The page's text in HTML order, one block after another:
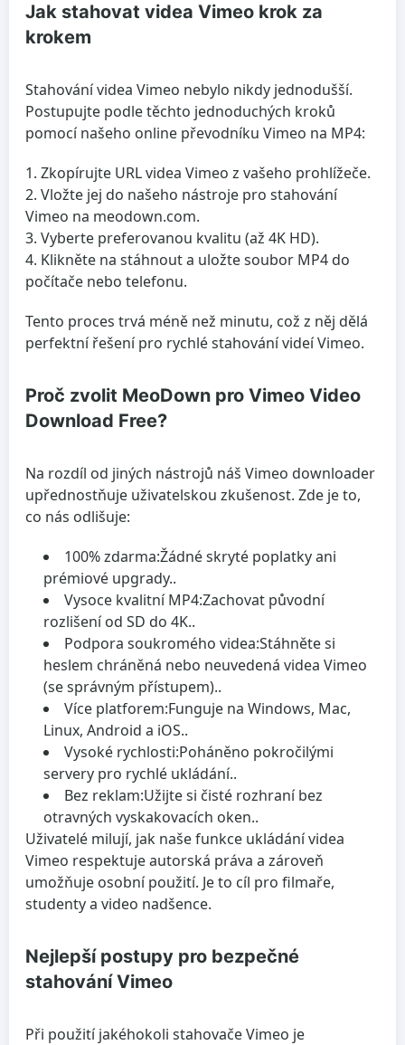
Jak stahovat videa Vimeo krok za
krokem
Stahování videa Vimeo nebylo nikdy jednodušší.
Postupujte podle těchto jednoduchých kroků
pomocí našeho online převodníku Vimeo na MP4:
Zkopírujte URL videa Vimeo z vašeho prohlížeče.
Vložte jej do našeho nástroje pro stahování
Vimeo na meodown.com.
Vyberte preferovanou kvalitu (až 4K HD).
Klikněte na stáhnout a uložte soubor MP4 do
počítače nebo telefonu.
Tento proces trvá méně než minutu, což z něj dělá
perfektní řešení pro rychlé stahování videí Vimeo.
Proč zvolit MeoDown pro Vimeo Video
Download Free?
Na rozdíl od jiných nástrojů náš Vimeo downloader
upřednostňuje uživatelskou zkušenost. Zde je to,
co nás odlišuje:
100% zdarma:Žádné skryté poplatky ani
prémiové upgrady..
Vysoce kvalitní MP4:Zachovat původní
rozlišení od SD do 4K..
Podpora soukromého videa:Stáhněte si
heslem chráněná nebo neuvedená videa Vimeo
(se správným přístupem)..
Více platforem:Funguje na Windows, Mac,
Linux, Android a iOS..
Vysoké rychlosti:Poháněno pokročilými
servery pro rychlé ukládání..
Bez reklam:Užijte si čisté rozhraní bez
otravných vyskakovacích oken..
Uživatelé milují, jak naše funkce ukládání videa
Vimeo respektuje autorská práva a zároveň
umožňuje osobní použití. Je to cíl pro filmaře,
studenty a video nadšence.
Nejlepší postupy pro bezpečné
stahování Vimeo
Při použití jakéhokoli stahovače Vimeo je